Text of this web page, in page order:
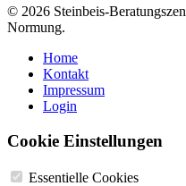
© 2026 Steinbeis-
Normung.
Home
Kontakt
Impressum
Login
Cookie Einstellungen
Essentielle Cookies